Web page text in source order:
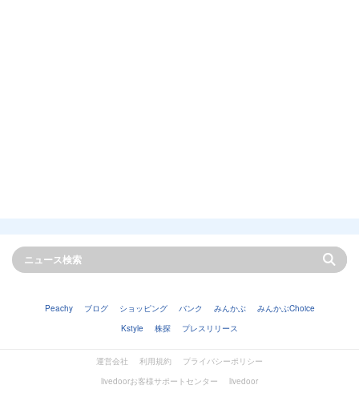
Peachy ブログ ショッピング バンク みんかぶ
みんかぶChoice
Kstyle
株探 プレスリリース
運営会社 利用規約
プライバシーポリシー
livedoorお客様サポートセンター
livedoor